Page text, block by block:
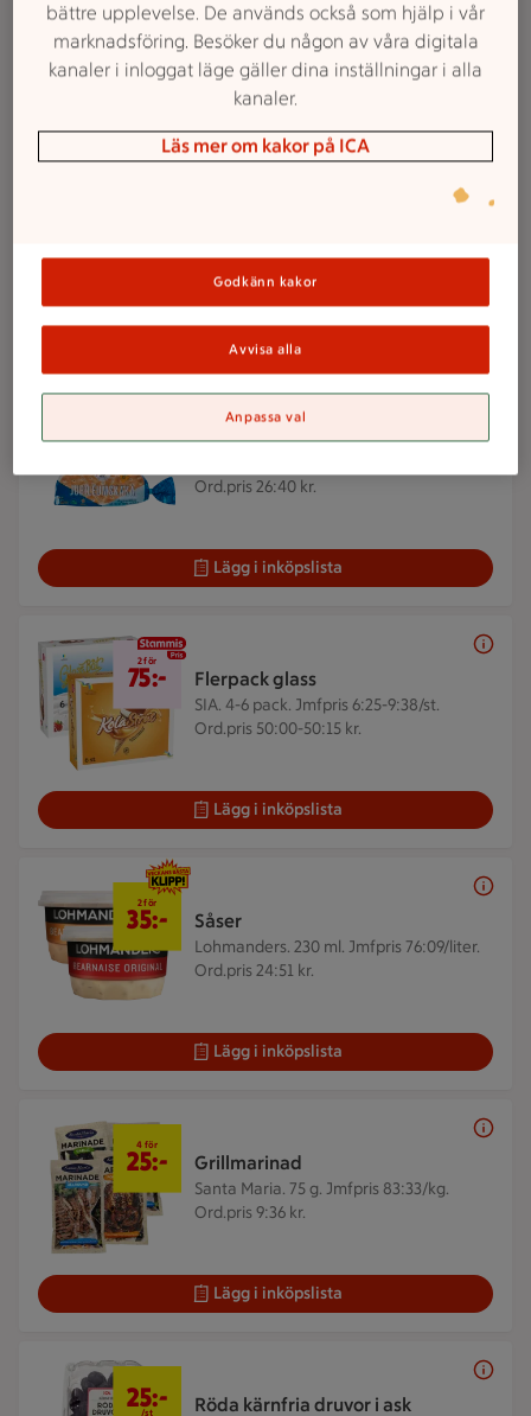
Västerbottensost®
Norrmejerier. 450 g. Jmfpris 197:78/kg.
Ord.pris 121:13 kr.
89 kr/st
89:-
/st
Jubileumskaka
Ord.pris 26:40 kr.
35:-
Lägg i inköpslista
Flerpack glass
SIA. 4-6 pack. Jmfpris 6:25-9:38/st.
Ord.pris 50:00-50:15 kr.
2 för 75 kr
2 för
75:-
Lägg i inköpslista
Såser
Lohmanders. 230 ml. Jmfpris 76:09/liter.
Ord.pris 24:51 kr.
2 för 35 kr
2 för
35:-
Lägg i inköpslista
Grillmarinad
Santa Maria. 75 g. Jmfpris 83:33/kg.
Ord.pris 9:36 kr.
4 för 25 kr
4 för
25:-
Lägg i inköpslista
Röda kärnfria druvor i ask
25 kr/st
25:-
/st
bättre upplevelse. De används också som hjälp i vår
marknadsföring. Besöker du någon av våra digitala
kanaler i inloggat läge gäller dina inställningar i alla
kanaler.
Läs mer om kakor på ICA
Godkänn kakor
Avvisa alla
Anpassa val